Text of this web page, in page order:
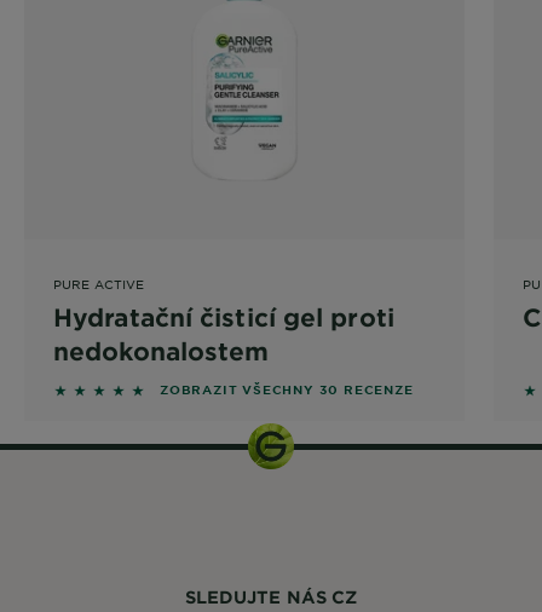
PURE ACTIVE
Hydratační čisticí gel proti
nedokonalostem
5 out of 5 stars based on reviews
ZOBRAZIT VŠECHNY 30 RECENZE 5
SLEDUJTE NÁS CZ